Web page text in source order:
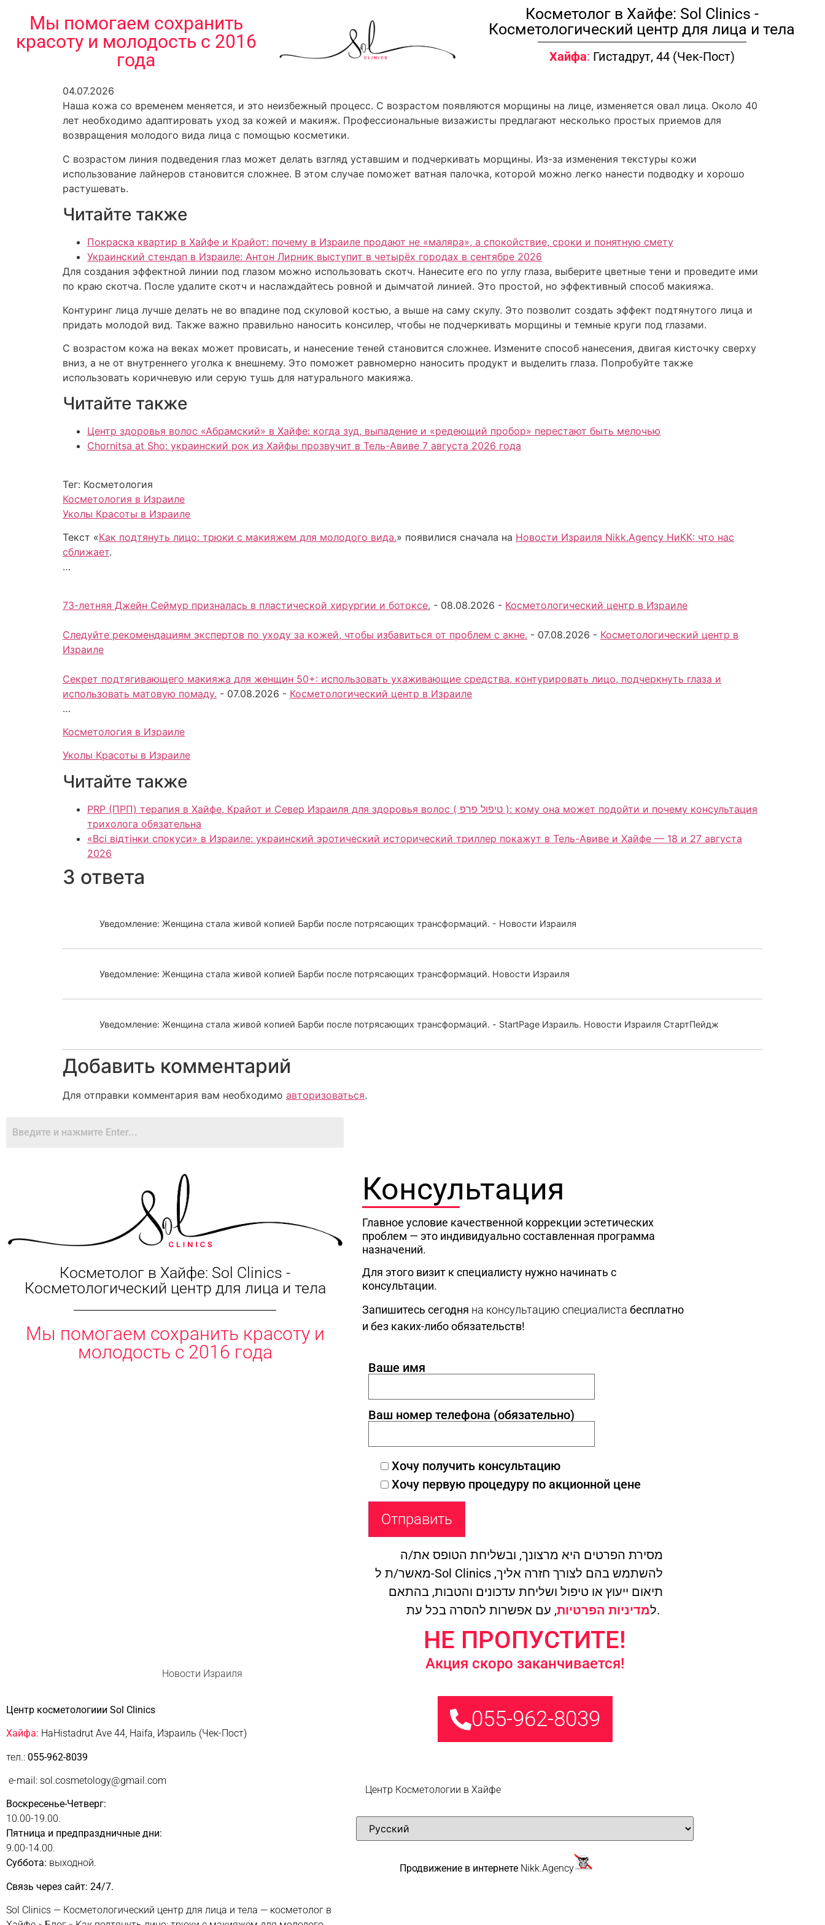
Мы помогаем сохранить
красоту и молодость с 2016
года
Косметолог в Хайфе: Sol Clinics -
Косметологический центр для лица и тела
Хайфа: Гистадрут, 44 (Чек-Пост)
04.07.2026
Наша кожа со временем меняется, и это неизбежный процесс. С возрастом появляются морщины на лице, изменяется овал лица. Около 40
лет необходимо адаптировать уход за кожей и макияж. Профессиональные визажисты предлагают несколько простых приемов для
возвращения молодого вида лица с помощью косметики.
С возрастом линия подведения глаз может делать взгляд уставшим и подчеркивать морщины. Из-за изменения текстуры кожи
использование лайнеров становится сложнее. В этом случае поможет ватная палочка, которой можно легко нанести подводку и хорошо
растушевать.
Читайте также
Покраска квартир в Хайфе и Крайот: почему в Израиле продают не «маляра», а спокойствие, сроки и понятную смету
Украинский стендап в Израиле: Антон Лирник выступит в четырёх городах в сентябре 2026
Для создания эффектной линии под глазом можно использовать скотч. Нанесите его по углу глаза, выберите цветные тени и проведите ими
по краю скотча. После удалите скотч и наслаждайтесь ровной и дымчатой линией. Это простой, но эффективный способ макияжа.
Контуринг лица лучше делать не во впадине под скуловой костью, а выше на саму скулу. Это позволит создать эффект подтянутого лица и
придать молодой вид. Также важно правильно наносить консилер, чтобы не подчеркивать морщины и темные круги под глазами.
С возрастом кожа на веках может провисать, и нанесение теней становится сложнее. Измените способ нанесения, двигая кисточку сверху
вниз, а не от внутреннего уголка к внешнему. Это поможет равномерно наносить продукт и выделить глаза. Попробуйте также
использовать коричневую или серую тушь для натурального макияжа.
Читайте также
Центр здоровья волос «Абрaмский» в Хайфе: когда зуд, выпадение и «редеющий пробор» перестают быть мелочью
Chornitsa at Sho: украинский рок из Хайфы прозвучит в Тель-Авиве 7 августа 2026 года
Тег: Косметология
Косметология в Израиле
Уколы Красоты в Израиле
Текст «Как подтянуть лицо: трюки с макияжем для молодого вида.» появилися сначала на Новости Израиля Nikk.Agency НиКК: что нас
сближает.
…
73-летняя Джейн Сеймур призналась в пластической хирургии и ботоксе. - 08.08.2026 - Косметологический центр в Израиле
Следуйте рекомендациям экспертов по уходу за кожей, чтобы избавиться от проблем с акне. - 07.08.2026 - Косметологический центр в
Израиле
Секрет подтягивающего макияжа для женщин 50+: использовать ухаживающие средства, контурировать лицо, подчеркнуть глаза и
использовать матовую помаду. - 07.08.2026 - Косметологический центр в Израиле
…
Косметология в Израиле
Уколы Красоты в Израиле
Читайте также
PRP (ПРП) терапия в Хайфе, Крайот и Север Израиля для здоровья волос ( טיפול פרפ ): кому она может подойти и почему консультация
трихолога обязательна
«Всі відтінки спокуси» в Израиле: украинский эротический исторический триллер покажут в Тель-Авиве и Хайфе — 18 и 27 августа
2026
3 ответа
Уведомление: Женщина стала живой копией Барби после потрясающих трансформаций. - Новости Израиля
Уведомление: Женщина стала живой копией Барби после потрясающих трансформаций. Новости Израиля
Уведомление: Женщина стала живой копией Барби после потрясающих трансформаций. - StartPage Израиль. Новости Израиля СтартПейдж
Добавить комментарий
Для отправки комментария вам необходимо авторизоваться.
Косметолог в Хайфе: Sol Clinics -
Косметологический центр для лица и тела
Мы помогаем сохранить красоту и
молодость с 2016 года
Новости Израиля
Центр косметологиии Sol Clinics
Хайфа: HaHistadrut Ave 44, Haifa, Израиль (Чек-Пост)
тел.: 055-962-8039
e-mail: sol.cosmetology@gmail.com
Воскресенье-Четверг:
10.00-19.00.
Пятница и предпраздничные дни:
9.00-14.00.
Суббота: выходной.
Связь через сайт: 24/7.
Sol Clinics — Косметологический центр для лица и тела — косметолог в
Консультация
Главное условие качественной коррекции эстетических
проблем — это индивидуально составленная программа
назначений.
Для этого визит к специалисту нужно начинать с
консультации.
Запишитесь сегодня на консультацию специалиста бесплатно
и без каких-либо обязательств!
Ваше имя
Ваш номер телефона (обязательно)
Хочу получить консультацию
Хочу первую процедуру по акционной цене
מסירת הפרטים היא מרצונך, ובשליחת הטופס את/ה
מאשר/ת ל-Sol Clinics להשתמש בהם לצורך חזרה אליך,
תיאום ייעוץ או טיפול ושליחת עדכונים והטבות, בהתאם
למדיניות הפרטיות , עם אפשרות להסרה בכל עת.
НЕ ПРОПУСТИТЕ!
Акция скоро заканчивается!
055-962-8039
Центр Косметологии в Хайфе
Продвижение в интернете Nikk.Agency